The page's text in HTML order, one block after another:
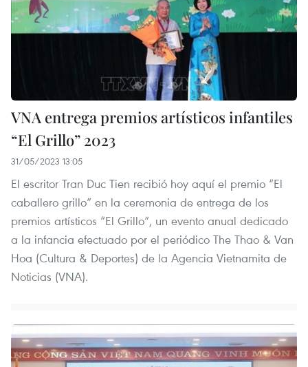
VNA entrega premios artísticos infantiles
“El Grillo” 2023
31/05/2023 13:05
El escritor Tran Duc Tien recibió hoy aquí el premio “El
caballero grillo” en la ceremonia de entrega de los
premios artísticos “El Grillo”, un evento anual dedicado
a la infancia efectuado por el periódico The Thao & Van
Hoa (Cultura & Deportes) de la Agencia Vietnamita de
Noticias (VNA).